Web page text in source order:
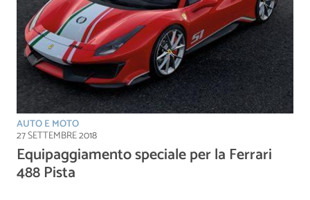
AUTO E MOTO
27 SETTEMBRE 2018
Equipaggiamento speciale per la Ferrari
488 Pista